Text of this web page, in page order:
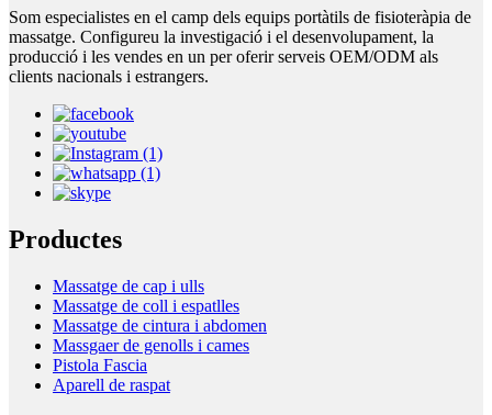
Som especialistes en el camp dels equips portàtils de fisioteràpia de
massatge. Configureu la investigació i el desenvolupament, la
producció i les vendes en un per oferir serveis OEM/ODM als
clients nacionals i estrangers.
Productes
Massatge de cap i ulls
Massatge de coll i espatlles
Massatge de cintura i abdomen
Massgaer de genolls i cames
Pistola Fascia
Aparell de raspat